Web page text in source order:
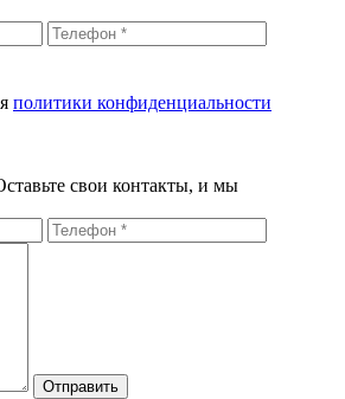
политики конфиденциальности
свои контакты, и мы
Отправить